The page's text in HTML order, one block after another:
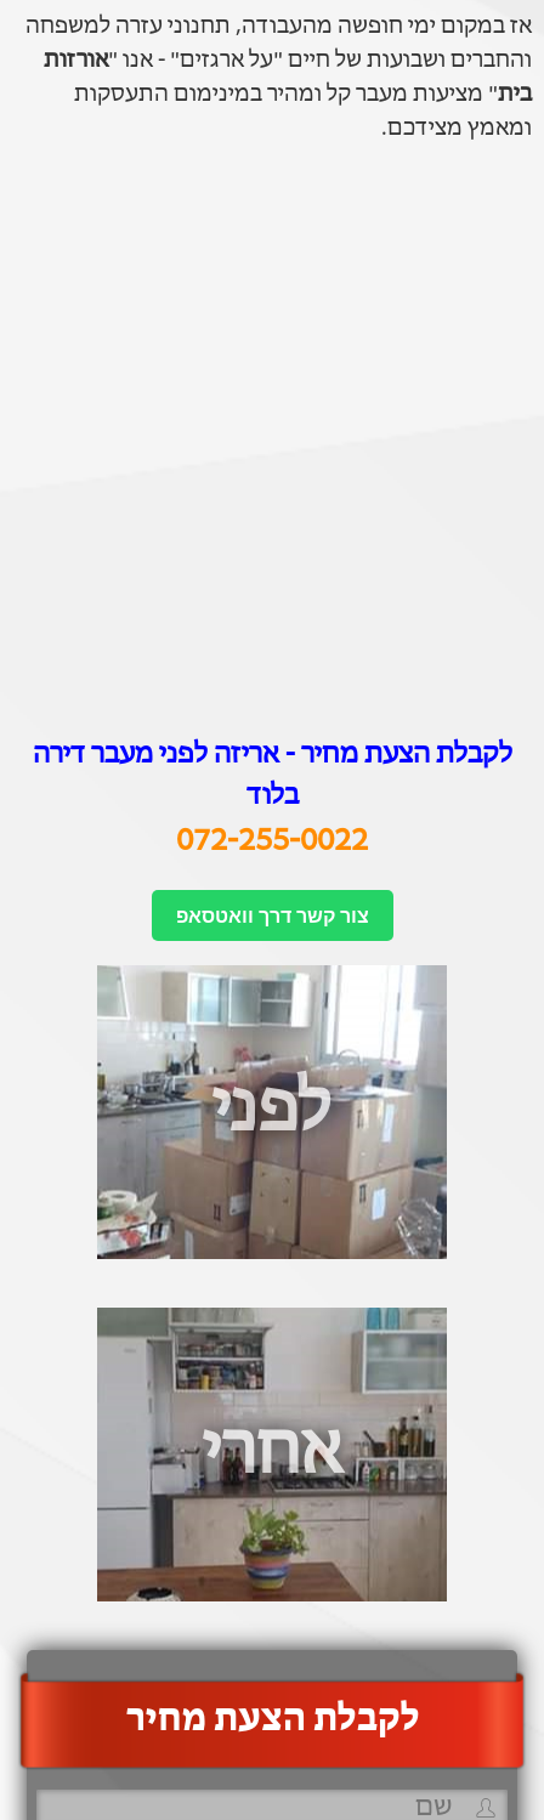
אז במקום ימי חופשה מהעבודה, תחנוני עזרה למשפחה
והחברים ושבועות של חיים "על ארגזים" - אנו "אורזות
בית" מציעות מעבר קל ומהיר במינימום התעסקות
ומאמץ מצידכם.
לקבלת הצעת מחיר - אריזה לפני מעבר דירה
בלוד
072-255-0022
צור קשר דרך וואטסאפ
לפני
אחרי
‫לקבלת הצעת מחיר